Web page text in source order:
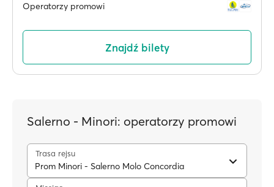
Operatorzy promowi
Znajdź bilety
Salerno - Minori: operatorzy promowi
Trasa rejsu
Prom Minori - Salerno Molo Concordia